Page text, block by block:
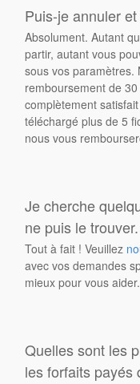
Puis-je annuler
Absolument. Autant
partir, autant vous
sous vos paramètres.
remboursement de
complètement
téléchargé plus de 5
nous vous
Je cherche
ne puis le
Tout à fait ! Veuillez
avec vos demandes
mieux pour vous aider.
Quelles sont les
les forfaits payés